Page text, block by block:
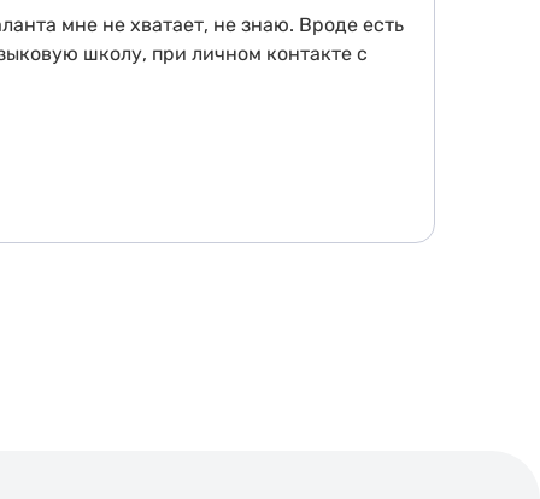
мне не хватает, не знаю. Вроде есть
школу, при личном контакте с